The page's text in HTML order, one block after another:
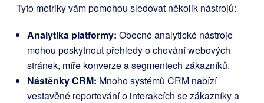
Tyto metriky vám pomohou sledovat několik nástrojů:
Analytika platformy: Obecné analytické nástroje
mohou poskytnout přehledy o chování webových
stránek, míře konverze a segmentech zákazníků.
Nástěnky CRM: Mnoho systémů CRM nabízí
vestavěné reportování o interakcích se zákazníky a